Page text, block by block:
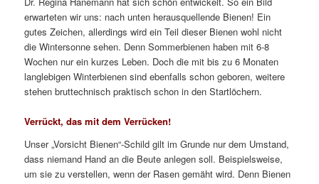
erwarteten wir uns: nach unten herausquellende Bienen! Ein
gutes Zeichen, allerdings wird ein Teil dieser Bienen wohl nicht
die Wintersonne sehen. Denn Sommerbienen haben mit 6-8
Wochen nur ein kurzes Leben. Doch die mit bis zu 6 Monaten
langlebigen Winterbienen sind ebenfalls schon geboren, weitere
stehen bruttechnisch praktisch schon in den Startlöchern.
Verrückt, das mit dem Verrücken!
Unser „Vorsicht Bienen“-Schild gilt im Grunde nur dem Umstand,
dass niemand Hand an die Beute anlegen soll. Beispielsweise,
um sie zu verstellen, wenn der Rasen gemäht wird. Denn Bienen